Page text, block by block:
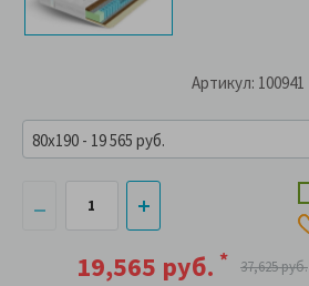
Артикул: 100941
19,565 руб. * 37,625 руб.
80x190 - 19 565 руб.